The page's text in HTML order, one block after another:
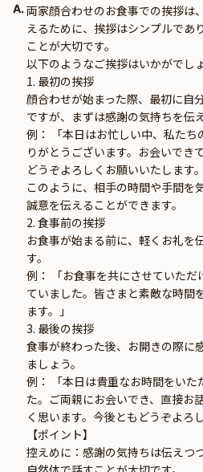
A. 両家顔合わせのお食事での挨拶は
えるために、挨拶はシンプルであ
ことが大切です。
以下のようなご挨拶はいかがでし
1. 最初の挨拶
顔合わせが始まった際、最初に自
ですが、まずは感謝の気持ちを伝
例： 「本日はお忙しい中、私た
りがとうございます。お会いでき
どうぞよろしくお願いいたします。
このように、相手の時間や手間を
誠意を伝えることができます。
2. 食事前の挨拶
お食事が始まる前に、軽くお礼を
す。
例： 「お食事を共にさせていただ
ていました。皆さまと素敵な時間
ます。」
3. 最後の挨拶
食事が終わった後、お開きの際に
ましょう。
例： 「本日は貴重なお時間をいた
た。ご両親にお会いでき、直接お
く思います。今後ともどうぞよろ
【ポイント】
控えめに：感謝の気持ちは伝えつ